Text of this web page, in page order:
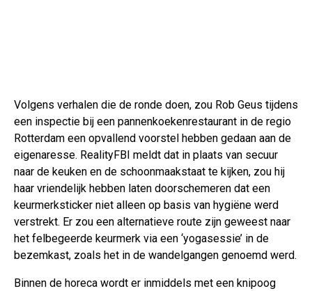
Volgens verhalen die de ronde doen, zou Rob Geus tijdens
een inspectie bij een pannenkoekenrestaurant in de regio
Rotterdam een opvallend voorstel hebben gedaan aan de
eigenaresse. RealityFBI meldt dat in plaats van secuur
naar de keuken en de schoonmaakstaat te kijken, zou hij
haar vriendelijk hebben laten doorschemeren dat een
keurmerksticker niet alleen op basis van hygiëne werd
verstrekt. Er zou een alternatieve route zijn geweest naar
het felbegeerde keurmerk via een ‘yogasessie’ in de
bezemkast, zoals het in de wandelgangen genoemd werd.
Binnen de horeca wordt er inmiddels met een knipoog